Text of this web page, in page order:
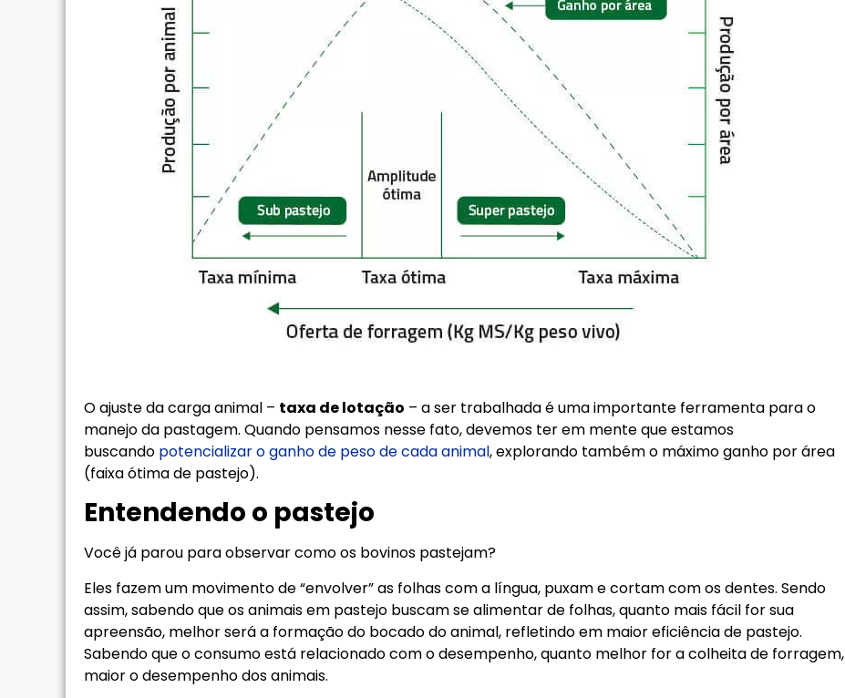
O ajuste da carga animal – taxa de lotação – a ser trabalhada é uma importante ferramenta para o
manejo da pastagem. Quando pensamos nesse fato, devemos ter em mente que estamos
buscando potencializar o ganho de peso de cada animal, explorando também o máximo ganho por área
(faixa ótima de pastejo).
Entendendo o pastejo
Você já parou para observar como os bovinos pastejam?
Eles fazem um movimento de “envolver” as folhas com a língua, puxam e cortam com os dentes. Sendo
assim, sabendo que os animais em pastejo buscam se alimentar de folhas, quanto mais fácil for sua
apreensão, melhor será a formação do bocado do animal, refletindo em maior eficiência de pastejo.
Sabendo que o consumo está relacionado com o desempenho, quanto melhor for a colheita de forragem,
maior o desempenho dos animais.